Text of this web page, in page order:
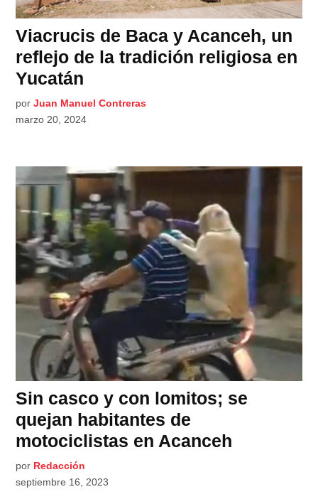
Viacrucis de Baca y Acanceh, un
reflejo de la tradición religiosa en
Yucatán
por Juan Manuel Contreras
marzo 20, 2024
Sin casco y con lomitos; se
quejan habitantes de
motociclistas en Acanceh
por Redacción
septiembre 16, 2023